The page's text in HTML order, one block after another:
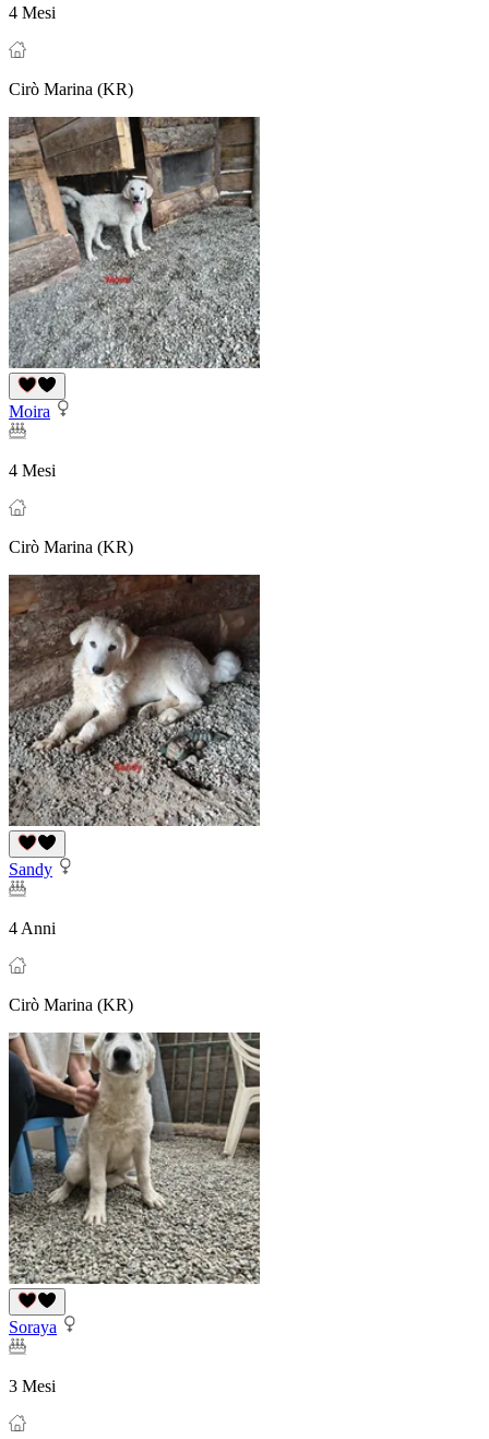
4 Mesi
Cirò Marina (KR)
Moira
4 Mesi
Cirò Marina (KR)
Sandy
4 Anni
Cirò Marina (KR)
Soraya
3 Mesi